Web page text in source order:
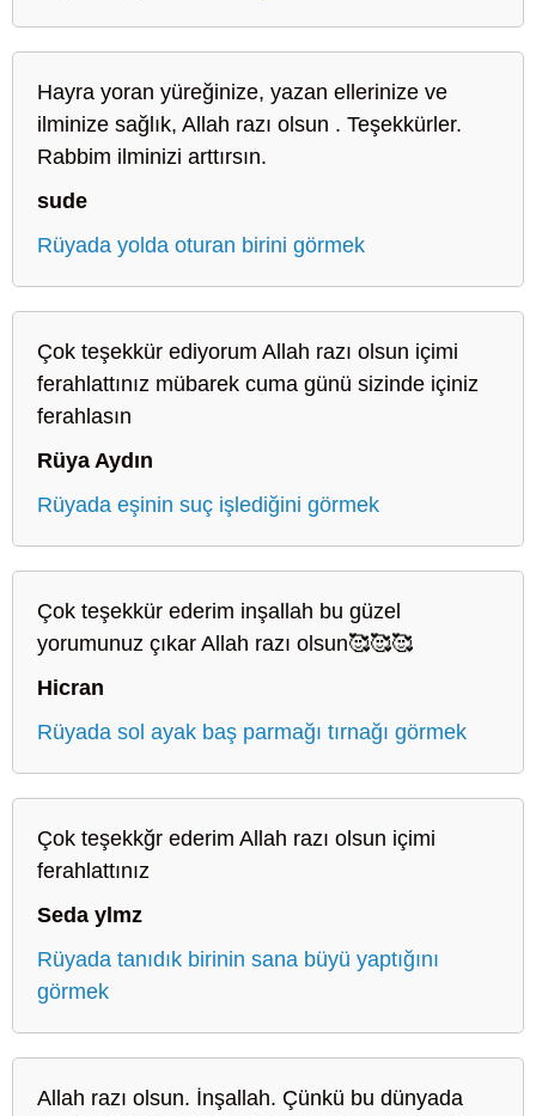
Hayra yoran yüreğinize, yazan ellerinize ve
ilminize sağlık, Allah razı olsun . Teşekkürler.
Rabbim ilminizi arttırsın.
sude
Rüyada yolda oturan birini görmek
Çok teşekkür ediyorum Allah razı olsun içimi
ferahlattınız mübarek cuma günü sizinde içiniz
ferahlasın
Rüya Aydın
Rüyada eşinin suç işlediğini görmek
Çok teşekkür ederim inşallah bu güzel
yorumunuz çıkar Allah razı olsun🥰🥰🥰
Hicran
Rüyada sol ayak baş parmağı tırnağı görmek
Çok teşekkğr ederim Allah razı olsun içimi
ferahlattınız
Seda ylmz
Rüyada tanıdık birinin sana büyü yaptığını
görmek
Allah razı olsun. İnşallah. Çünkü bu dünyada